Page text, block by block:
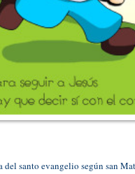
del santo evangelio según san